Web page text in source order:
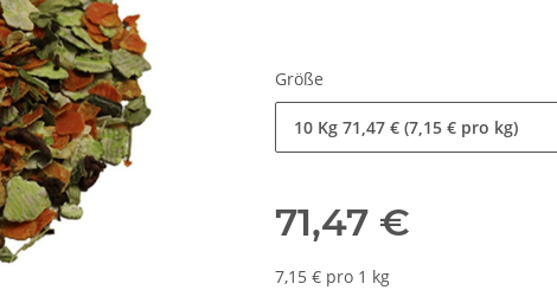
Größe
10 Kg 71,47 € (7,15 € pro kg)
71,47 €
7,15 € pro 1 kg